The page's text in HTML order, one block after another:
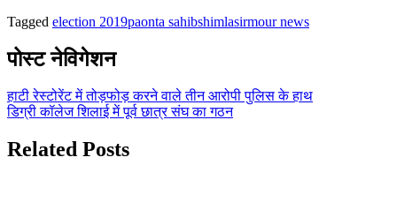
Tagged election 2019paonta sahibshimlasirmour news
पोस्ट नेविगेशन
हाटी रेस्टोरेंट में तोड़फोड़ करने वाले तीन आरोपी पुलिस के हाथ
डिग्री कॉलेज शिलाई में पूर्व छात्र संघ का गठन
Related Posts